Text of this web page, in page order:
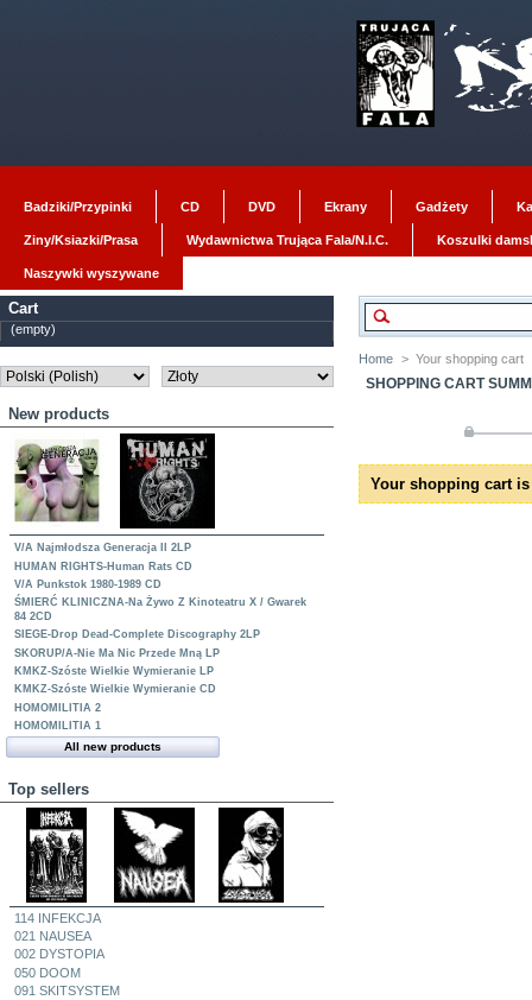
Badziki/Przypinki CD DVD Ekrany Gadżety
Ziny/Ksiazki/Prasa Wydawnictwa Trująca Fala/N.I.C. Koszulki
Naszywki wyszywane
Cart
(empty)
New products
V/A Najmłodsza Generacja II 2LP
HUMAN RIGHTS-Human Rats CD
V/A Punkstok 1980-1989 CD
ŚMIERĆ KLINICZNA-Na Żywo Z Kinoteatru X / Gwarek
84 2CD
SIEGE-Drop Dead-Complete Discography 2LP
SKORUP/A-Nie Ma Nic Przede Mną LP
KMKZ-Szóste Wielkie Wymieranie LP
KMKZ-Szóste Wielkie Wymieranie CD
HOMOMILITIA 2
HOMOMILITIA 1
All new products
Top sellers
114 INFEKCJA
021 NAUSEA
002 DYSTOPIA
050 DOOM
091 SKITSYSTEM
Home > Your shopping cart
SHOPPING CART
Your shopping cart